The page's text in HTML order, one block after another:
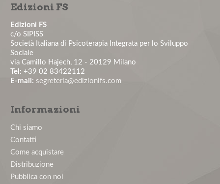
Il colloquio motivazionale per il paziente non
La comunicazione medico-paziente: tecniche
La valutazione e la gestione del rischio stress lavoro-
Sciences
Edizioni FS
Edizioni FS
c/o SIPISS
Società Italiana di Psicoterapia Integrata per lo Sviluppo
Sociale
via Camillo Hajech, 12 - 20129 Milano
Tel: +39 02 83422112
E-mail: segreteria@edizionifs.com
Informazioni
Chi siamo
Contatti
Come acquistare
Distribuzione
Pubblica con noi